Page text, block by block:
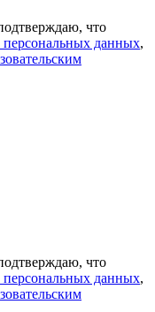
что
персональных данных,
что
персональных данных,